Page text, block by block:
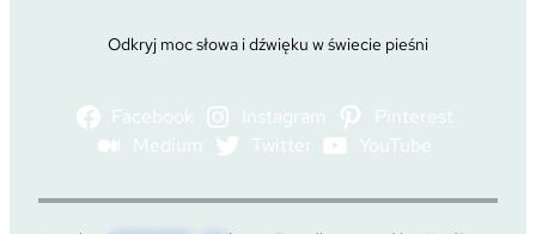
Odkryj moc słowa i dźwięku w świecie pieśni
Facebook Instagram
Pinterest
Medium
Twitter YouTube